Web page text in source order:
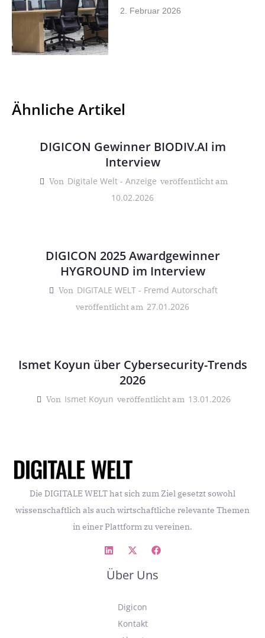
2. Februar 2026
Ähnliche Artikel
DIGICON Gewinner BIODIV.AI im
Interview
Von Digitale Welt - Anzeige veröffentlicht am
10.02.2026
DIGICON 2025 Awardgewinner
HYGROUND im Interview
Von DIGITALE WELT - Fremd Autorschaft
veröffentlicht am 27.01.2026
Ismet Koyun über Cybersecurity-Trends
2026
Von Ismet Koyun veröffentlicht am 13.01.2026
Die DIGITALE WELT hat sich zum Ziel gesetzt sowohl
wissenschaftlich als auch wirtschaftliche relevante Themen
in einer Plattform zu vereinen.
Über Uns
Digicon
Kontakt